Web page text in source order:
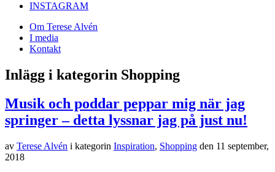
INSTAGRAM
Om Terese Alvén
I media
Kontakt
Inlägg i kategorin Shopping
Musik och poddar peppar mig när jag
springer – detta lyssnar jag på just nu!
av Terese Alvén i kategorin Inspiration, Shopping den 11 september,
2018